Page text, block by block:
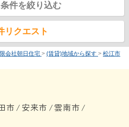
件を絞り込む
リクエスト
会社朝日住宅 > (賃貸)地域から探す > 松江市
市 / 安来市 /雲南市 /